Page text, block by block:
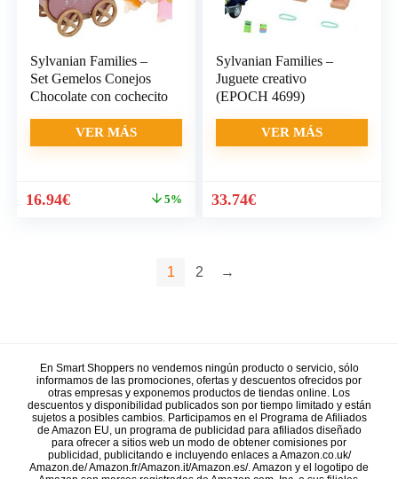
Sylvanian Families –
Set Gemelos Conejos
Chocolate con cochecito
VER MÁS
El
16.94€El
5%
Sylvanian Families –
Juguete creativo
(EPOCH 4699)
VER MÁS
El
33.78€.
33.74€El
1 2 →
En Smart Shoppers no vendemos ningún producto o servicio, sólo
informamos de las promociones, ofertas y descuentos ofrecidos por
otras empresas y exponemos productos de tiendas online. Los
descuentos y disponibilidad publicados son por tiempo limitado y están
sujetos a posibles cambios. Participamos en el Programa de Afiliados
de Amazon EU, un programa de publicidad para afiliados diseñado
para ofrecer a sitios web un modo de obtener comisiones por
publicidad, publicitando e incluyendo enlaces a Amazon.co.uk/
Amazon.de/ Amazon.fr/Amazon.it/Amazon.es/. Amazon y el logotipo de